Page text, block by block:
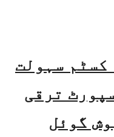
کسٹم سہولت
ترقی
گوئل